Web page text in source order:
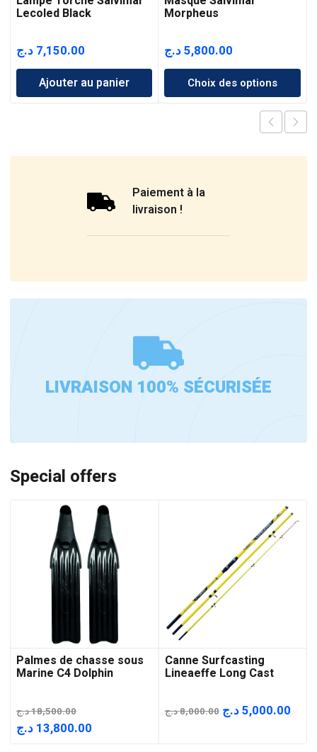
Lecoled Black
7,150.00 د.ج
Ajouter au panier
Morpheus
5,800.00د.ج
Choix des options
Paiement à la
livraison !
LIVRAISON 100% SÉCURISÉE
Special offers
Palmes de chasse sous
Marine C4 Dolphin
18,500.00د.ج
Le 13,800.00 د.ج
Canne Surfcasting
Lineaeffe Long Cast
8,000.00د.ج
Le 5,000.00د.ج
Le